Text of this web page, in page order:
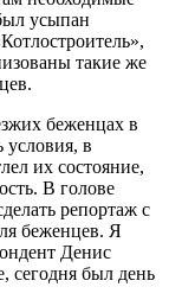
усыпан
такие же
беженцах в
условия, в
их состояние,
В голове
репортаж с
беженцев. Я
Денис
сегодня был день